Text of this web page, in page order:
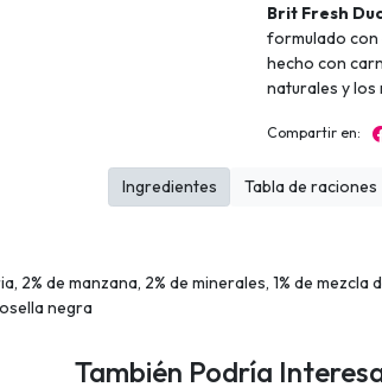
Brit Fresh
formulado con
hecho con
naturales y los
Compartir en:
2% de manzana, 2% de minerales, 1% de
negra
Ingredientes Tabla de raciones
También Podría